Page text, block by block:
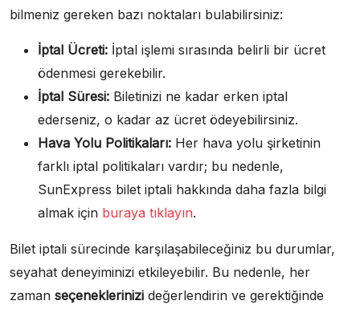
bilmeniz gereken bazı noktaları bulabilirsiniz:
İptal Ücreti: İptal işlemi sırasında belirli bir ücret
ödenmesi gerekebilir.
İptal Süresi: Biletinizi ne kadar erken iptal
ederseniz, o kadar az ücret ödeyebilirsiniz.
Hava Yolu Politikaları: Her hava yolu şirketinin
farklı iptal politikaları vardır; bu nedenle,
SunExpress bilet iptali hakkında daha fazla bilgi
almak için buraya tıklayın.
Bilet iptali sürecinde karşılaşabileceğiniz bu durumlar,
seyahat deneyiminizi etkileyebilir. Bu nedenle, her
zaman seçeneklerinizi değerlendirin ve gerektiğinde